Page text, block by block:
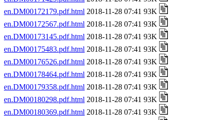
en.DM00172179.pdf.html 2018-11-28 07:41 93K
en.DM00172567.pdf.html 2018-11-28 07:41 93K
en.DM00173145.pdf.html 2018-11-28 07:41 93K
en.DM00175483.pdf.html 2018-11-28 07:41 93K
en.DM00176526.pdf.html 2018-11-28 07:41 93K
en.DM00178464.pdf.html 2018-11-28 07:41 93K
en.DM00179358.pdf.html 2018-11-28 07:41 93K
en.DM00180298.pdf.html 2018-11-28 07:41 93K
en.DM00180369.pdf.html 2018-11-28 07:41 93K